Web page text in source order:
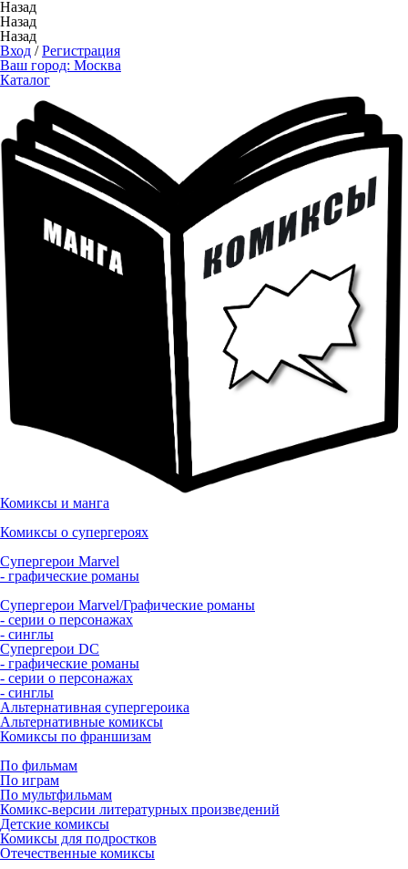
Назад
Назад
Назад
Вход /Регистрация
Ваш город: Москва
Каталог
Комиксы и манга
Комиксы о супергероях
Супергерои Marvel
- графические романы
Супергерои Marvel/Графические романы
- серии о персонажах
- синглы
Супергерои DC
- графические романы
- серии о персонажах
- синглы
Альтернативная супергероика
Альтернативные комиксы
Комиксы по франшизам
По фильмам
По играм
По мультфильмам
Комикс-версии литературных произведений
Детские комиксы
Комиксы для подростков
Отечественные комиксы